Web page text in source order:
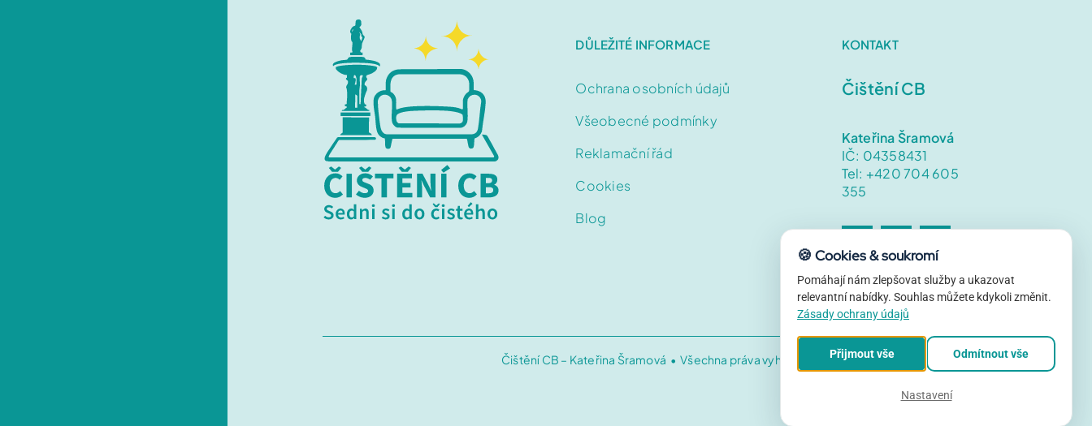
Vlněný koberec o ploše do 6m2 (např. 3*2m)
- Koberec v rezervovaný termín vyzvedneme, vyčistíme a vrátíme zpět - doprava po ČB zdarma.
Čištění velkého orientálního / vlněného koberce 2 750Kč
Vlněný koberec o ploše do 12m2 (např. 4*3m)
- Koberec v rezervovaný termín vyzvedneme, vyčistíme a vrátíme zpět - doprava po ČB zdarma.
Komplet: Malá pohovka + koberec 2 450Kč
DŮLEŽITÉ INFORMACE
Ochrana osobních údajů
Všeobecné podmínky
Reklamační řád
Cookies
Blog
KONTAKT
Čištění CB
Kateřina Šramová
IČ: 04358431
Tel: +420 704 605
355
Čištění CB – Kateřina Šramová • Všechna práva vyhrazena
Poukázky
Reference
Časté otázky
🍪 Cookies & soukromí
Pomáhají nám zlepšovat služby a ukazovat
relevantní nabídky. Souhlas můžete kdykoli změnit.
Zásady ochrany údajů
Odmítnout vše
Přijmout vše
Nastavení